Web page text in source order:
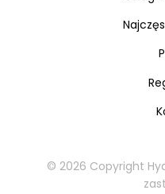
© 2026 Copyright